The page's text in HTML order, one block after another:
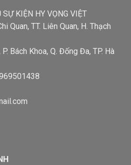
SỰ KIỆN HY VỌNG VIỆT
Quan, TT. Liên Quan, H. Thạch
Bách Khoa, Q. Đống Đa, TP. Hà